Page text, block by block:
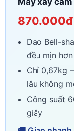
Máy xay
870.000đ
Dao Bell-
đều mịn
Chỉ 0,67kg
lâu không
Công suất
giây